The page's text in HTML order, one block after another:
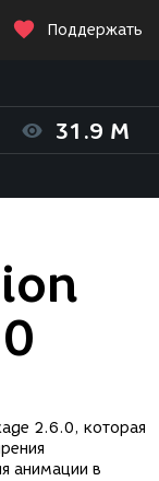
Поддержать
31.9 M
2.6.0, которая
анимации в